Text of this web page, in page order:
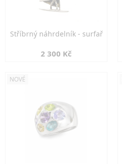
Stříbrný náhrdelník - surfař
2 300 Kč
NOVÉ